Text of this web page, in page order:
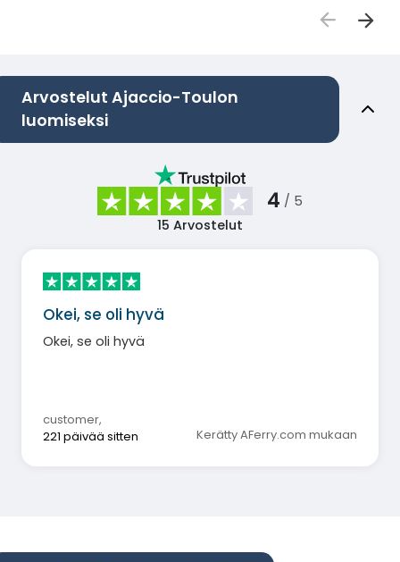
Arvostelut Ajaccio-Toulon
luomiseksi
4 / 5
15 Arvostelut
Okei, se oli hyvä
Okei, se oli hyvä
customer,
221 päivää sitten
Kerätty AFerry.com mukaan